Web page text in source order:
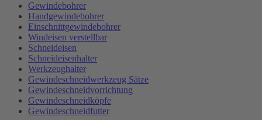
Gewindebohrer
Handgewindebohrer
Einschnittgewindebohrer
Windeisen verstellbar
Schneideisen
Schneideisenhalter
Werkzeughalter
Gewindeschneidwerkzeug Sätze
Gewindeschneidvorrichtung
Gewindeschneidköpfe
Gewindeschneidfutter